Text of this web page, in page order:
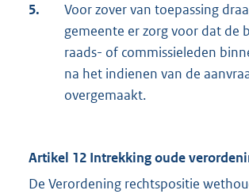
5.
Voor zover van toepassing
gemeente er zorg voor dat de
raads- of commissieleden
na het indienen van de
overgemaakt.
Artikel 12 Intrekking oude
De Verordening rechtspositie